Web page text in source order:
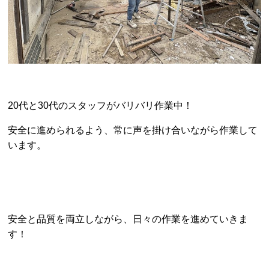
20代と30代のスタッフがバリバリ作業中！
安全に進められるよう、常に声を掛け合いながら作業して
います。
安全と品質を両立しながら、日々の作業を進めていきま
す！